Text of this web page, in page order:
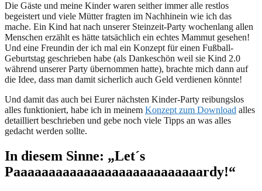
Die Gäste und meine Kinder waren seither immer alle restlos
begeistert und viele Mütter fragten im Nachhinein wie ich das
mache. Ein Kind hat nach unserer Steinzeit-Party wochenlang allen
Menschen erzählt es hätte tatsächlich ein echtes Mammut gesehen!
Und eine Freundin der ich mal ein Konzept für einen Fußball-
Geburtstag geschrieben habe (als Dankeschön weil sie Kind 2.0
während unserer Party übernommen hatte), brachte mich dann auf
die Idee, dass man damit sicherlich auch Geld verdienen könnte!
Und damit das auch bei Eurer nächsten Kinder-Party reibungslos
alles funktioniert, habe ich in meinem Konzept zum Download alles
detailliert beschrieben und gebe noch viele Tipps an was alles
gedacht werden sollte.
In diesem Sinne: „Let´s
Paaaaaaaaaaaaaaaaaaaaaaaaaaardy!“